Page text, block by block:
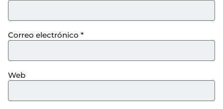
Correo electrónico *
Web